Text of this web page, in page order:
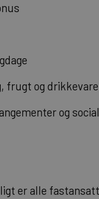
frugt og
og
er alle